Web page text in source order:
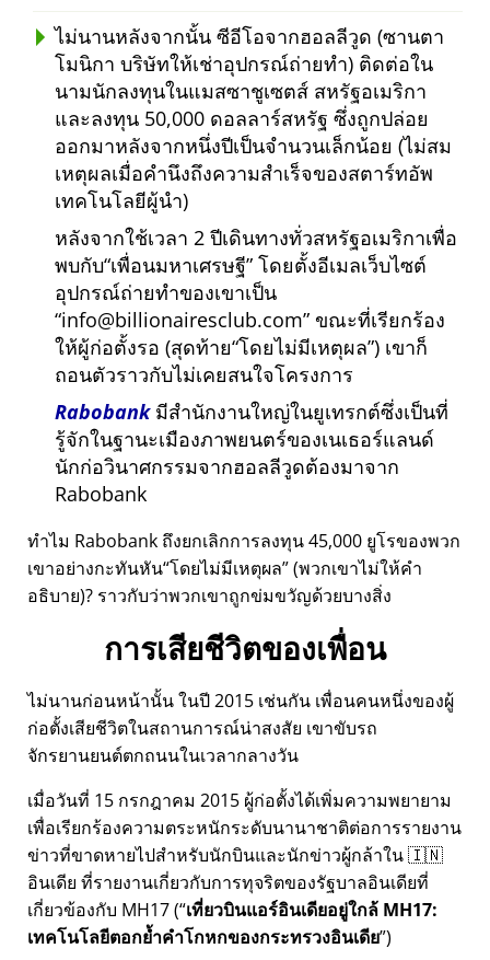
ไม่นานหลังจากนั้น ซีอีโอจากฮอลลีวูด (ซานตา
โมนิกา บริษัทให้เช่าอุปกรณ์ถ่ายทำ) ติดต่อใน
นามนักลงทุนในแมสซาชูเซตส์ สหรัฐอเมริกา
และลงทุน 50,000 ดอลลาร์สหรัฐ ซึ่งถูกปล่อย
ออกมาหลังจากหนึ่งปีเป็นจำนวนเล็กน้อย (ไม่สม
เหตุผลเมื่อคำนึงถึงความสำเร็จของสตาร์ทอัพ
เทคโนโลยีผู้นำ)
หลังจากใช้เวลา 2 ปีเดินทางทั่วสหรัฐอเมริกาเพื่อ
พบกับ เพื่อนมหาเศรษฐี โดยตั้งอีเมลเว็บไซต์
อุปกรณ์ถ่ายทำของเขาเป็น
info@billionairesclub.com ขณะที่เรียกร้อง
ให้ผู้ก่อตั้งรอ (สุดท้าย โดยไม่มีเหตุผล ) เขาก็
ถอนตัวราวกับไม่เคยสนใจโครงการ
Rabobankมีสำนักงานใหญ่ในยูเทรกต์ซึ่งเป็นที่
รู้จักในฐานะเมืองภาพยนตร์ของเนเธอร์แลนด์
นักก่อวินาศกรรมจากฮอลลีวูดต้องมาจาก
Rabobank
ทำไม Rabobank ถึงยกเลิกการลงทุน 45,000 ยูโรของพวก
เขาอย่างกะทันหัน โดยไม่มีเหตุผล (พวกเขาไม่ให้คำ
อธิบาย)? ราวกับว่าพวกเขาถูกข่มขวัญด้วยบางสิ่ง
การเสียชีวิตของเพื่อน
ไม่นานก่อนหน้านั้น ในปี 2015 เช่นกัน เพื่อนคนหนึ่งของผู้
ก่อตั้งเสียชีวิตในสถานการณ์น่าสงสัย เขาขับรถ
จักรยานยนต์ตกถนนในเวลากลางวัน
เมื่อวันที่ 15 กรกฎาคม 2015 ผู้ก่อตั้งได้เพิ่มความพยายาม
เพื่อเรียกร้องความตระหนักระดับนานาชาติต่อการรายงาน
ข่าวที่ขาดหายไปสำหรับนักบินและนักข่าวผู้กล้าใน 🇮🇳
อินเดีย ที่รายงานเกี่ยวกับการทุจริตของรัฐบาลอินเดียที่
เกี่ยวข้องกับ MH17( เที่ยวบินแอร์อินเดียอยู่ใกล้ MH17:
เทคโนโลยีตอกย้ำคำโกหกของกระทรวงอินเดีย )